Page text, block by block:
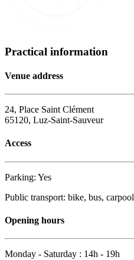
Practical information
Venue address
24, Place Saint Clément
65120, Luz-Saint-Sauveur
Access
Parking: Yes
Public transport: bike, bus, carpool
Opening hours
Monday - Saturday : 14h - 19h